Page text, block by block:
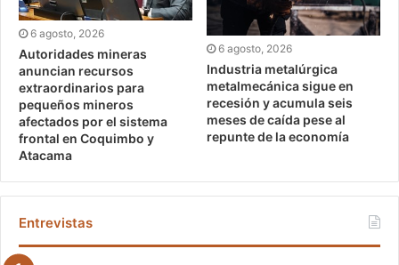
6 agosto, 2026
Autoridades mineras
anuncian recursos
extraordinarios para
pequeños mineros
afectados por el sistema
frontal en Coquimbo y
Atacama
6 agosto, 2026
Industria metalúrgica
metalmecánica sigue en
recesión y acumula seis
meses de caída pese al
repunte de la economía
Entrevistas